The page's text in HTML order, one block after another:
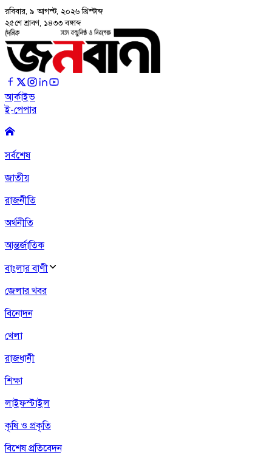
রবিবার, ৯ আগস্ট, ২০২৬ খ্রিস্টাব্দ
২৫শে শ্রাবণ, ১৪৩৩ বঙ্গাব্দ
আর্কাইভ
ই-পেপার
সর্বশেষ
জাতীয়
রাজনীতি
অর্থনীতি
আন্তর্জাতিক
বাংলার বাণী
জেলার খবর
বিনোদন
খেলা
রাজধানী
শিক্ষা
লাইফস্টাইল
কৃষি ও প্রকৃতি
বিশেষ প্রতিবেদন